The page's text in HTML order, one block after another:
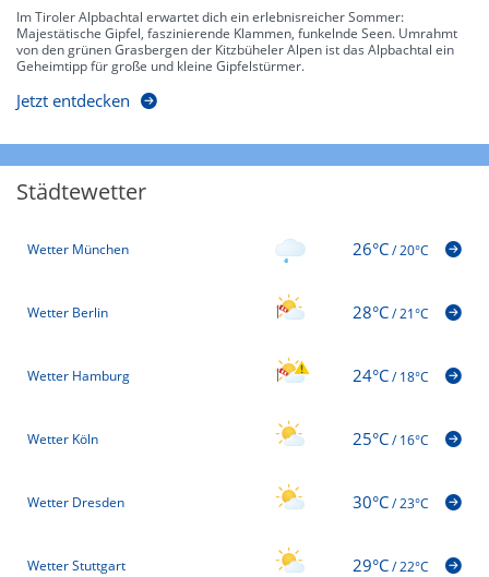
Im Tiroler Alpbachtal erwartet dich ein erlebnisreicher Sommer:
Majestätische Gipfel, faszinierende Klammen, funkelnde Seen. Umrahmt
von den grünen Grasbergen der Kitzbüheler Alpen ist das Alpbachtal ein
Geheimtipp für große und kleine Gipfelstürmer.
Jetzt entdecken
Städtewetter
Wetter München 26°C/20°C
Wetter Berlin 28°C/21°C
Wetter Hamburg 24°C/18°C
Wetter Köln 25°C/16°C
Wetter Dresden 30°C/23°C
Wetter Stuttgart 29°C/22°C